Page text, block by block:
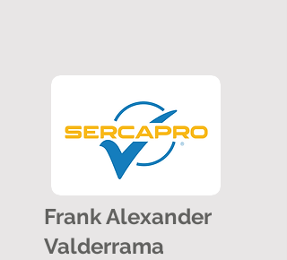
Frank Alexander
Valderrama